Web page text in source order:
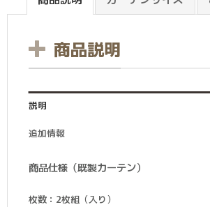
商品説明
説明
追加情報
商品仕様（既製カーテン）
枚数：2枚組（入り）